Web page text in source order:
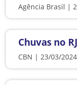
Agência Brasil |
Chuvas no RJ
CBN | 23/03/2024